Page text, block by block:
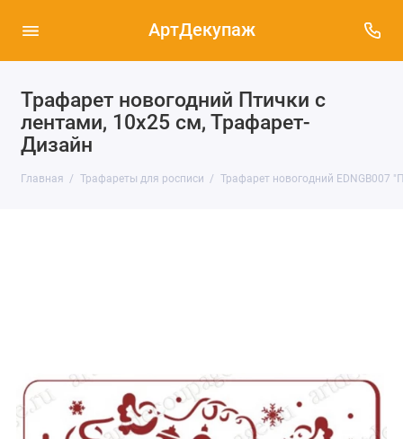
АртДекупаж
Трафарет новогодний Птички с
лентами, 10х25 см, Трафарет-
Дизайн
Главная Трафареты для росписи Трафарет новогодний EDNGB007